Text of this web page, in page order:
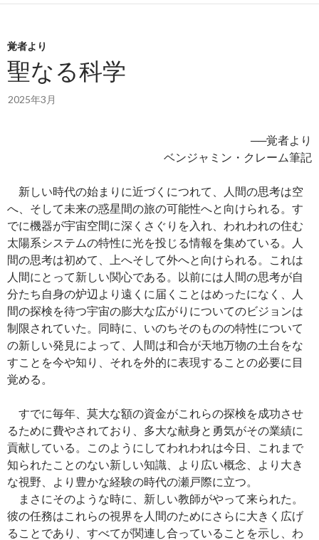
覚者より
聖なる科学
2025年3月
──覚者より
ベンジャミン・クレーム筆記
新しい時代の始まりに近づくにつれて、人間の思考は空
へ、そして未来の惑星間の旅の可能性へと向けられる。す
でに機器が宇宙空間に深くさぐりを入れ、われわれの住む
太陽系システムの特性に光を投じる情報を集めている。人
間の思考は初めて、上へそして外へと向けられる。これは
人間にとって新しい関心である。以前には人間の思考が自
分たち自身の炉辺より遠くに届くことはめったになく、人
間の探検を待つ宇宙の膨大な広がりについてのビジョンは
制限されていた。同時に、いのちそのものの特性について
の新しい発見によって、人間は和合が天地万物の土台をな
すことを今や知り、それを外的に表現することの必要に目
覚める。
すでに毎年、莫大な額の資金がこれらの探検を成功させ
るために費やされており、多大な献身と勇気がその業績に
貢献している。このようにしてわれわれは今日、これまで
知られたことのない新しい知識、より広い概念、より大き
な視野、より豊かな経験の時代の瀬戸際に立つ。
まさにそのような時に、新しい教師がやって来られた。
彼の任務はこれらの視界を人間のためにさらに大きく広げ
ることであり、すべてが関連し合っていることを示し、わ